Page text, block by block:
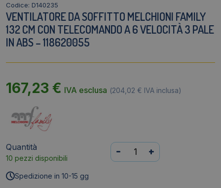
Codice: D140235
VENTILATORE DA SOFFITTO MELCHIONI FAMILY
132 CM CON TELECOMANDO A 6 VELOCITÀ 3 PALE
IN ABS – 118620055
167,23 € IVA esclusa (204,02 € IVA inclusa)
Quantità
10 pezzi disponibili
Ventilatore
da
- +
Spedizione in 10-15 gg